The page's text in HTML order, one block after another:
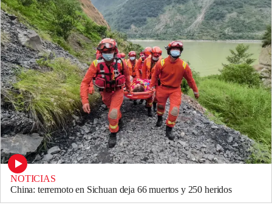
NOTICIAS
China: terremoto en Sichuan deja 66 muertos y 250 heridos